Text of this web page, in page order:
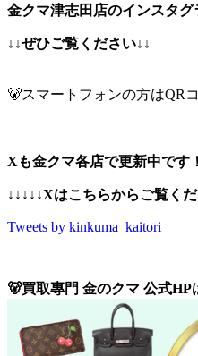
金クマ津志田店のインスタ
↓↓ぜひご覧ください↓↓
🐻スマートフォンの方はQR
Xも金クマ各店で更新中です！
↓↓↓↓↓Xはこちらからご覧くだ
Tweets by kinkuma_kaitori
🐻買取專門 金のクマ 公式HP